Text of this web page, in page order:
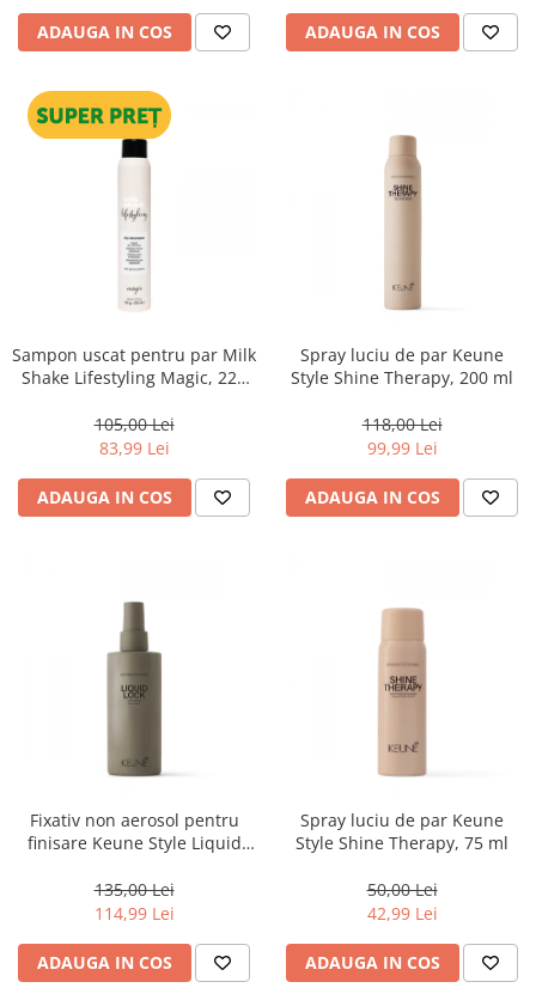
ADAUGA IN COS ADAUGA IN COS
Sampon uscat pentru par Milk
Shake Lifestyling Magic, 225
105,00 Lei
83,99 Lei
ADAUGA IN COS
Spray luciu de par Keune
Style Shine Therapy, 200 ml
118,00 Lei
99,99 Lei
ADAUGA IN COS
Fixativ non aerosol pentru
finisare Keune Style Liquid
135,00 Lei
114,99 Lei
ADAUGA IN COS
Spray luciu de par Keune
Style Shine Therapy, 75 ml
50,00 Lei
42,99 Lei
ADAUGA IN COS